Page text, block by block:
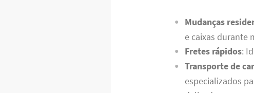
Mudanças
e caixas durante
Fretes rápidos:
Transporte de
especializados